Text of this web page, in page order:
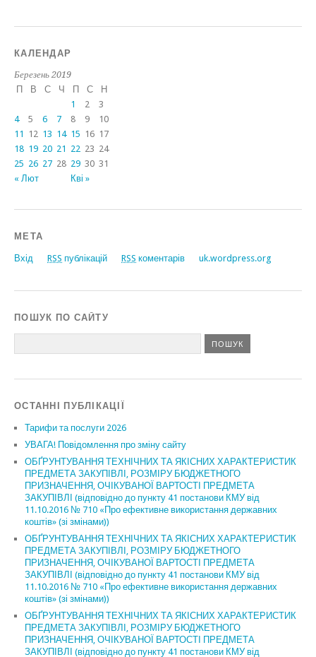
КАЛЕНДАР
Березень 2019
П
В С Ч П С Н
« Лют Кві »
1 2
3
4
5 6 7 8 9
10
11
12 13 14 15 16 17
18 19 20 21 22 23 24
25 26 27 28 29 30 31
МЕТА
Вхід RSS публікацій RSS коментарів uk.wordpress.org
ПОШУК ПО САЙТУ
ОСТАННІ ПУБЛІКАЦІЇ
Тарифи та послуги 2026
УВАГА! Повідомлення про зміну сайту
ОБҐРУНТУВАННЯ ТЕХНІЧНИХ ТА ЯКІСНИХ ХАРАКТЕРИСТИК
ПРЕДМЕТА ЗАКУПІВЛІ, РОЗМІРУ БЮДЖЕТНОГО
ПРИЗНАЧЕННЯ, ОЧІКУВАНОЇ ВАРТОСТІ ПРЕДМЕТА
ЗАКУПІВЛІ (відповідно до пункту 41 постанови КМУ від
11.10.2016 № 710 «Про ефективне використання державних
коштів» (зі змінами))
ОБҐРУНТУВАННЯ ТЕХНІЧНИХ ТА ЯКІСНИХ ХАРАКТЕРИСТИК
ПРЕДМЕТА ЗАКУПІВЛІ, РОЗМІРУ БЮДЖЕТНОГО
ПРИЗНАЧЕННЯ, ОЧІКУВАНОЇ ВАРТОСТІ ПРЕДМЕТА
ЗАКУПІВЛІ (відповідно до пункту 41 постанови КМУ від
11.10.2016 № 710 «Про ефективне використання державних
коштів» (зі змінами))
ОБҐРУНТУВАННЯ ТЕХНІЧНИХ ТА ЯКІСНИХ ХАРАКТЕРИСТИК
ПРЕДМЕТА ЗАКУПІВЛІ, РОЗМІРУ БЮДЖЕТНОГО
ПРИЗНАЧЕННЯ, ОЧІКУВАНОЇ ВАРТОСТІ ПРЕДМЕТА
ЗАКУПІВЛІ (відповідно до пункту 41 постанови КМУ від